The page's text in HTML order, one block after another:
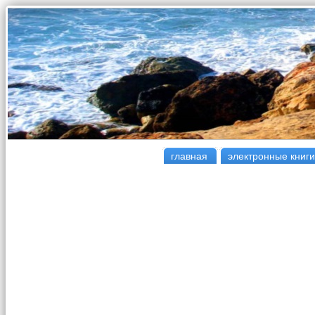
главная электронные книги